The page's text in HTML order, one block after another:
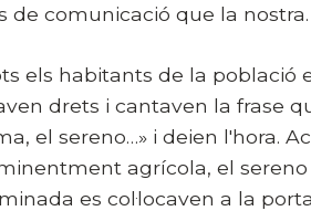
comunicació que la nostra.
els habitants de la població
drets i cantaven la frase
el sereno…» i deien l'hora.
agrícola, el
es col·locaven a la